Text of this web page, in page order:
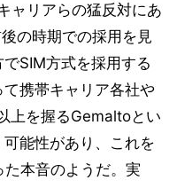
ャリアらの猛反対にあ
の時期での採用を見
SIM方式を採用する
携帯キャリア各社や
上を握るGemaltoとい
能性があり、これを
本音のようだ。実